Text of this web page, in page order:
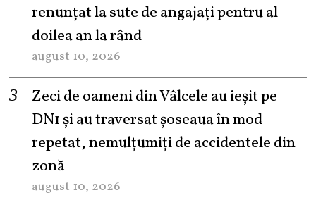
renunțat la sute de angajați pentru al
doilea an la rând
august 10, 2026
Zeci de oameni din Vâlcele au ieșit pe
DN1 și au traversat șoseaua în mod
repetat, nemulțumiți de accidentele din
zonă
august 10, 2026